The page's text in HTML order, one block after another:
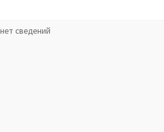
нет сведений